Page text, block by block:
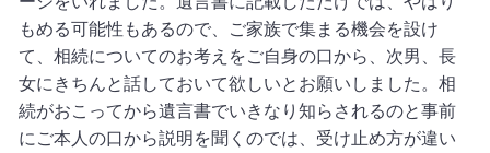
もめる可能性もあるので、ご家族で集まる機会を設け
て、相続についてのお考えをご自身の口から、次男、長
女にきちんと話しておいて欲しいとお願いしました。相
続がおこってから遺言書でいきなり知らされるのと事前
にご本人の口から説明を聞くのでは、受け止め方が違い